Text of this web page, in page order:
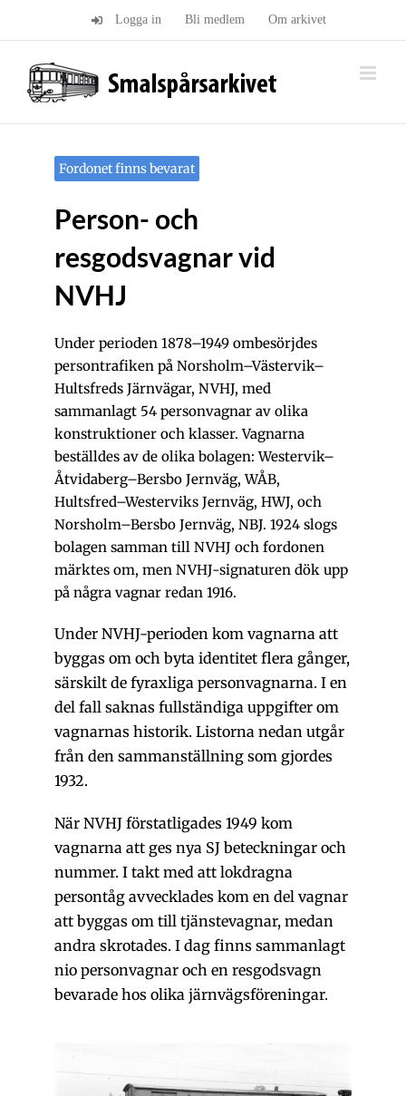
Logga in Bli medlem Om arkivet
Fordonet finns bevarat
Person- och
resgodsvagnar vid
NVHJ
Under perioden 1878–1949 ombesörjdes
persontrafiken på Norsholm–Västervik–
Hultsfreds Järnvägar, NVHJ, med
sammanlagt 54 personvagnar av olika
konstruktioner och klasser. Vagnarna
beställdes av de olika bolagen: Westervik–
Åtvidaberg–Bersbo Jernväg, WÅB,
Hultsfred–Westerviks Jernväg, HWJ, och
Norsholm–Bersbo Jernväg, NBJ. 1924 slogs
bolagen samman till NVHJ och fordonen
märktes om, men NVHJ-signaturen dök upp
på några vagnar redan 1916.
Under NVHJ-perioden kom vagnarna att
byggas om och byta identitet flera gånger,
särskilt de fyraxliga personvagnarna. I en
del fall saknas fullständiga uppgifter om
vagnarnas historik. Listorna nedan utgår
från den sammanställning som gjordes
1932.
När NVHJ förstatligades 1949 kom
vagnarna att ges nya SJ beteckningar och
nummer. I takt med att lokdragna
persontåg avvecklades kom en del vagnar
att byggas om till tjänstevagnar, medan
andra skrotades. I dag finns sammanlagt
nio personvagnar och en resgodsvagn
bevarade hos olika järnvägsföreningar.